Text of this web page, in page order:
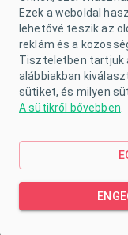
Kiváló
Sokoldalú
legyengült
JAVALLATOK:
Ezek a weboldal
lehetővé teszik az
reklám és a
Tiszteletben tartjuk
alábbiakban
sütiket, és milyen
A sütikről bővebben